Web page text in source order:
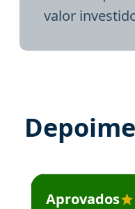
valor
Estudante José
Aprovados